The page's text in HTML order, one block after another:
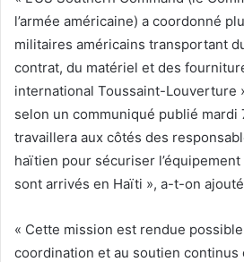
l’armée américaine) a coordonné
militaires américains transportant
contrat, du matériel et des
international Toussaint-Louverture
selon un communiqué publié mardi
travaillera aux côtés des
haïtien pour sécuriser
sont arrivés en Haïti », a-t-on
« Cette mission est rendue
coordination et au soutien